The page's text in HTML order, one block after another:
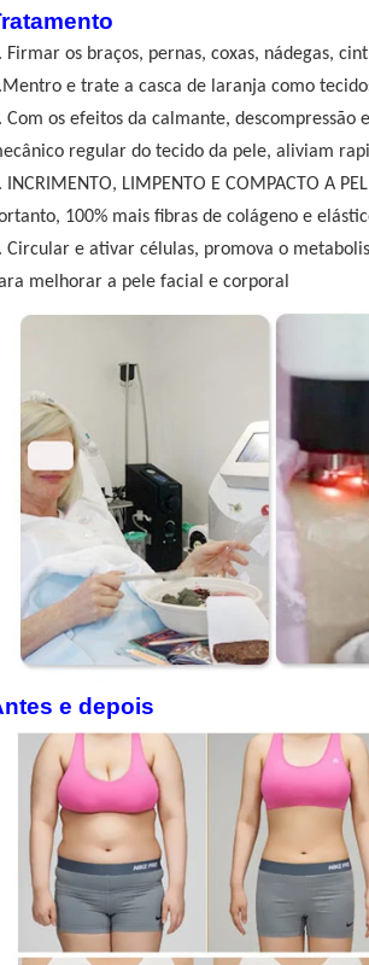
Firmar os braços, pernas, coxas, nádegas,
e trate a casca de laranja como
Com os efeitos da calmante,
regular do tecido da pele, aliviam
INCRIMENTO, LIMPENTO E COMPACTO A
100% mais fibras de colágeno e
Circular e ativar células, promova o
melhorar a pele facial e corporal
e depois